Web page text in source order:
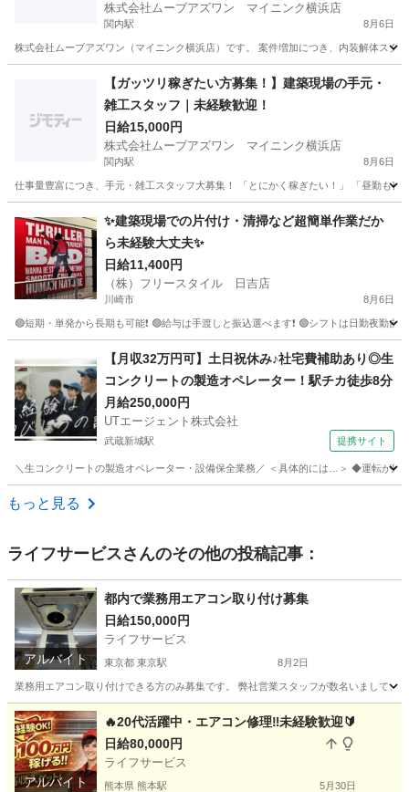
株式会社ムーブアズワン マイニンク横浜店
関内駅 8月6日
株式会社ムーブアズワン（マイニンク横浜店）です。 案件増加につき、内装解体ス
関内駅 その他 スタッフ
【ガッツリ稼ぎたい方募集！】建築現場の手元・
雑工スタッフ｜未経験歓迎！
日給15,000円
株式会社ムーブアズワン マイニンク横浜店
関内駅 8月6日
仕事量豊富につき、手元・雑工スタッフ大募集！ 「とにかく稼ぎたい！」 「昼勤も
関内駅 建築 スタッフ
✨建築現場での片付け・清掃など超簡単作業だか
ら未経験大丈夫✨
日給11,400円
（株）フリースタイル 日吉店
川崎市 8月6日
🟢短期・単発から長期も可能❗ 🟢給与は手渡しと振込選べます❗ 🟢シフトは日勤夜勤自
建築 建築現場
【月収32万円可】土日祝休み♪社宅費補助あり◎生
コンクリートの製造オペレーター！駅チカ徒歩8分
月給250,000円
UTエージェント株式会社
武蔵新城駅 提携サイト
＼生コンクリートの製造オペレーター・設備保全業務／ ＜具体的には…＞ ◆運転が
神奈川 川崎市
もっと見る
ライフサービスさんのその他の投稿記事：
アルバイト
都内で業務用エアコン取り付け募集
日給150,000円
ライフサービス
東京都 東京駅 8月2日
業務用エアコン取り付けできる方のみ募集です。 弊社営業スタッフが数名いまして
東京 中央区 東京駅 その他 業務用エアコン
アルバイト
🔥20代活躍中・エアコン修理‼️未経験歓迎🔰
日給80,000円
ライフサービス
熊本県 熊本駅 5月30日